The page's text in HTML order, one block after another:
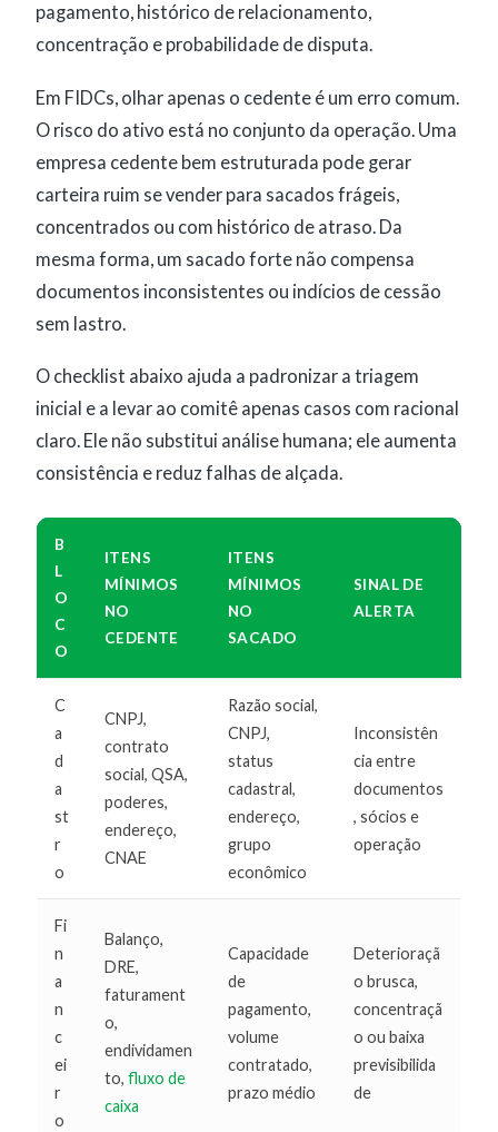
pagamento, histórico de relacionamento,
concentração e probabilidade de disputa.
Em FIDCs, olhar apenas o cedente é um erro comum.
O risco do ativo está no conjunto da operação. Uma
empresa cedente bem estruturada pode gerar
carteira ruim se vender para sacados frágeis,
concentrados ou com histórico de atraso. Da
mesma forma, um sacado forte não compensa
documentos inconsistentes ou indícios de cessão
sem lastro.
O checklist abaixo ajuda a padronizar a triagem
inicial e a levar ao comitê apenas casos com racional
claro. Ele não substitui análise humana; ele aumenta
consistência e reduz falhas de alçada.
B
L
O
C
O
ITENS
MÍNIMOS
NO
CEDENTE
ITENS
MÍNIMOS
NO
SACADO
SINAL DE
ALERTA
C
a
d
a
st
r
o
CNPJ,
contrato
social, QSA,
poderes,
endereço,
CNAE
Razão social,
CNPJ,
status
cadastral,
endereço,
grupo
econômico
Inconsistên
cia entre
documentos
, sócios e
operação
Fi
n
a
n
c
ei
r
o
Balanço,
DRE,
faturament
o,
endividamen
to, fluxo de
caixa
Capacidade
de
pagamento,
volume
contratado,
prazo médio
Deterioraçã
o brusca,
concentraçã
o ou baixa
previsibilida
de